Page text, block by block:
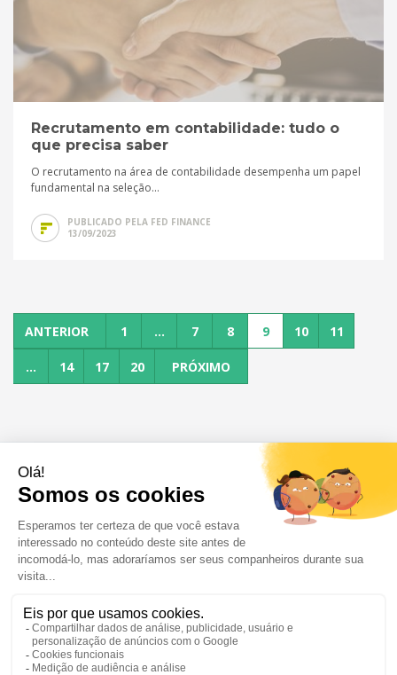
Recrutamento em contabilidade: tudo o
que precisa saber
O recrutamento na área de contabilidade desempenha um papel
fundamental na seleção...
PUBLICADO PELA FED FINANCE
13/09/2023
ANTERIOR 1 ... 7 8 9 10 11
... 14 17 20 PRÓXIMO
OFERTAS DE EMPREGO
NOTÍCIAS E CONSELHOS
RSE/COMPROMISSO